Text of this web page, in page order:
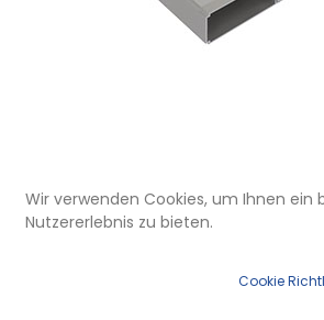
Vertikalkrümmer zu
Wir verwenden Cookies, um Ihnen ein
Nutzererlebnis zu bieten.
Cookie